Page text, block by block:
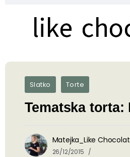
like
like
Slatko Torte
Tematska torta:
Matejka_Like
26/12/2015